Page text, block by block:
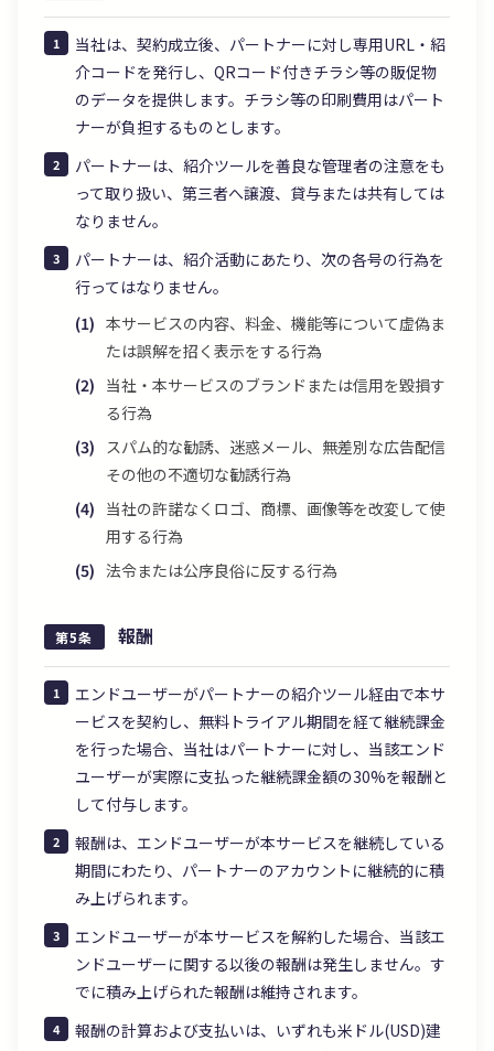
当社は、契約成立後、パートナーに対し専用URL・紹
介コードを発行し、QRコード付きチラシ等の販促物
のデータを提供します。チラシ等の印刷費用はパート
ナーが負担するものとします。
パートナーは、紹介ツールを善良な管理者の注意をも
って取り扱い、第三者へ譲渡、貸与または共有しては
なりません。
パートナーは、紹介活動にあたり、次の各号の行為を
行ってはなりません。
本サービスの内容、料金、機能等について虚偽ま
たは誤解を招く表示をする行為
当社・本サービスのブランドまたは信用を毀損す
る行為
スパム的な勧誘、迷惑メール、無差別な広告配信
その他の不適切な勧誘行為
当社の許諾なくロゴ、商標、画像等を改変して使
用する行為
法令または公序良俗に反する行為
第5条 報酬
エンドユーザーがパートナーの紹介ツール経由で本サ
ービスを契約し、無料トライアル期間を経て継続課金
を行った場合、当社はパートナーに対し、当該エンド
ユーザーが実際に支払った継続課金額の30%を報酬と
して付与します。
報酬は、エンドユーザーが本サービスを継続している
期間にわたり、パートナーのアカウントに継続的に積
み上げられます。
エンドユーザーが本サービスを解約した場合、当該エ
ンドユーザーに関する以後の報酬は発生しません。す
でに積み上げられた報酬は維持されます。
報酬の計算および支払いは、いずれも米ドル(USD)建